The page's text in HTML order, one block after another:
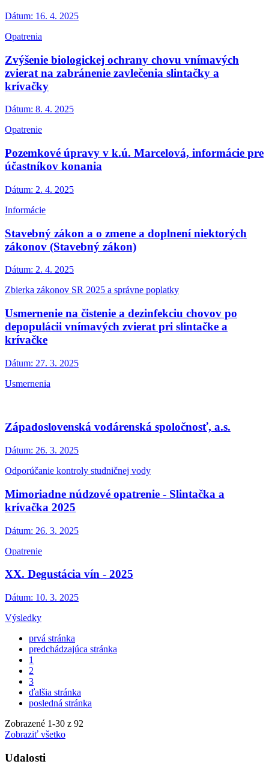
Dátum: 16. 4. 2025
Opatrenia
Zvýšenie biologickej ochrany chovu vnímavých
zvierat na zabránenie zavlečenia slintačky a
krívačky
Dátum: 8. 4. 2025
Opatrenie
Pozemkové úpravy v k.ú. Marcelová, informácie pre
účastníkov konania
Dátum: 2. 4. 2025
Informácie
Stavebný zákon a o zmene a doplnení niektorých
zákonov (Stavebný zákon)
Dátum: 2. 4. 2025
Zbierka zákonov SR 2025 a správne poplatky
Usmernenie na čistenie a dezinfekciu chovov po
depopulácii vnímavých zvierat pri slintačke a
krívačke
Dátum: 27. 3. 2025
Usmernenia
Západoslovenská vodárenská spoločnosť, a.s.
Dátum: 26. 3. 2025
Odporúčanie kontroly studničnej vody
Mimoriadne núdzové opatrenie - Slintačka a
krívačka 2025
Dátum: 26. 3. 2025
Opatrenie
XX. Degustácia vín - 2025
Dátum: 10. 3. 2025
Výsledky
prvá stránka
predchádzajúca stránka
1
2
3
ďalšia stránka
posledná stránka
Zobrazené 1-30 z 92
Zobraziť všetko
Udalosti